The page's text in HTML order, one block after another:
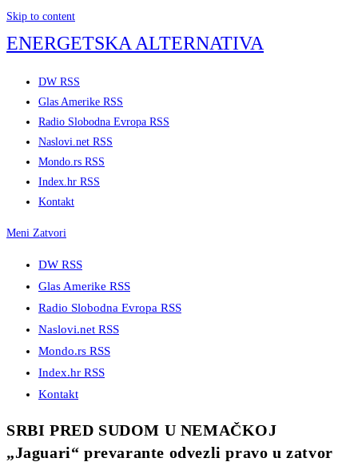
Skip to content
ENERGETSKA ALTERNATIVA
DW RSS
Glas Amerike RSS
Radio Slobodna Evropa RSS
Naslovi.net RSS
Mondo.rs RSS
Index.hr RSS
Kontakt
Meni Zatvori
DW RSS
Glas Amerike RSS
Radio Slobodna Evropa RSS
Naslovi.net RSS
Mondo.rs RSS
Index.hr RSS
Kontakt
SRBI PRED SUDOM U NEMAČKOJ
„Jaguari“ prevarante odvezli pravo u zatvor